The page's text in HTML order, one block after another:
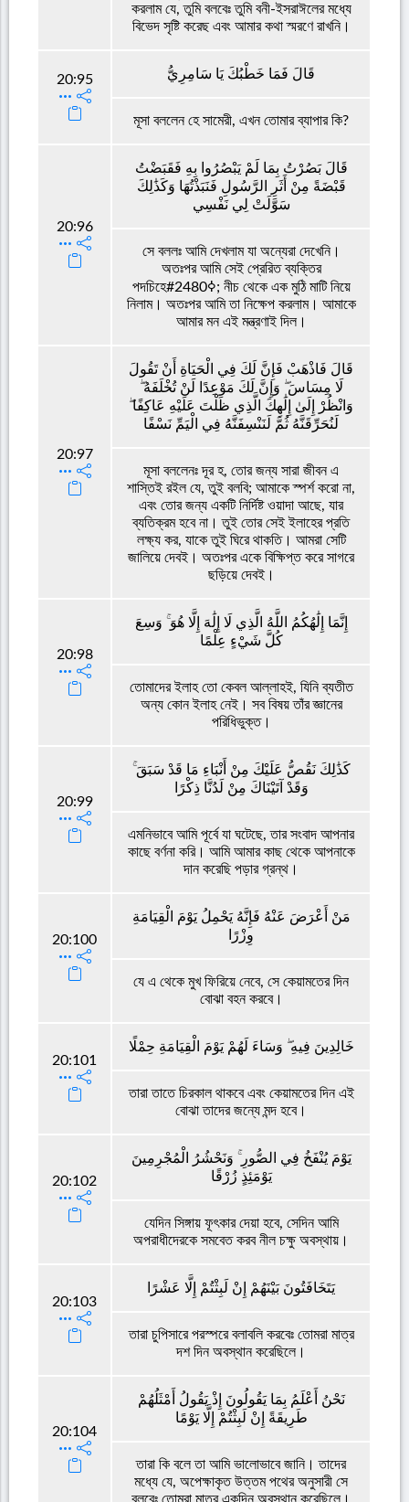
করলাম যে, তুমি বলবেঃ তুমি বনী-ইসরাঈলের মধ্যে
বিভেদ সৃষ্টি করেছ এবং আমার কথা স্মরণে রাখনি।
20:95 قَالَ فَمَا خَطْبُكَ يَا سَامِرِيُّ
মূসা বললেন হে সামেরী, এখন তোমার ব্যাপার কি?
20:96
قَالَ بَصُرْتُ بِمَا لَمْ يَبْصُرُوا بِهِ فَقَبَضْتُ
قَبْضَةً مِنْ أَثَرِ الرَّسُولِ فَنَبَذْتُهَا وَكَذَٰلِكَ
سَوَّلَتْ لِي نَفْسِي
সে বললঃ আমি দেখলাম যা অন্যেরা দেখেনি।
অতঃপর আমি সেই প্রেরিত ব্যক্তির
পদচিহেߦ#2480; নীচ থেকে এক মুঠি মাটি নিয়ে
নিলাম। অতঃপর আমি তা নিক্ষেপ করলাম। আমাকে
আমার মন এই মন্ত্রণাই দিল।
20:97
قَالَ فَاذْهَبْ فَإِنَّ لَكَ فِي الْحَيَاةِ أَنْ تَقُولَ
لَا مِسَاسَ ۖ وَإِنَّ لَكَ مَوْعِدًا لَنْ تُخْلَفَهُ ۖ
وَانْظُرْ إِلَىٰ إِلَٰهِكَ الَّذِي ظَلْتَ عَلَيْهِ عَاكِفًا ۖ
لَنُحَرِّقَنَّهُ ثُمَّ لَنَنْسِفَنَّهُ فِي الْيَمِّ نَسْفًا
মূসা বললেনঃ দূর হ, তোর জন্য সারা জীবন এ
শাস্তিই রইল যে, তুই বলবি; আমাকে স্পর্শ করো না,
এবং তোর জন্য একটি নির্দিষ্ট ওয়াদা আছে, যার
ব্যতিক্রম হবে না। তুই তোর সেই ইলাহের প্রতি
লক্ষ্য কর, যাকে তুই ঘিরে থাকতি। আমরা সেটি
জালিয়ে দেবই। অতঃপর একে বিক্ষিপ্ত করে সাগরে
ছড়িয়ে দেবই।
20:98
إِنَّمَا إِلَٰهُكُمُ اللَّهُ الَّذِي لَا إِلَٰهَ إِلَّا هُوَ ۚ وَسِعَ
كُلَّ شَيْءٍ عِلْمًا
তোমাদের ইলাহ তো কেবল আল্লাহই, যিনি ব্যতীত
অন্য কোন ইলাহ নেই। সব বিষয় তাঁর জ্ঞানের
পরিধিভুক্ত।
20:99
كَذَٰلِكَ نَقُصُّ عَلَيْكَ مِنْ أَنْبَاءِ مَا قَدْ سَبَقَ ۚ
وَقَدْ آتَيْنَاكَ مِنْ لَدُنَّا ذِكْرًا
এমনিভাবে আমি পূর্বে যা ঘটেছে, তার সংবাদ আপনার
কাছে বর্ণনা করি। আমি আমার কাছ থেকে আপনাকে
দান করেছি পড়ার গ্রন্থ।
20:100
مَنْ أَعْرَضَ عَنْهُ فَإِنَّهُ يَحْمِلُ يَوْمَ الْقِيَامَةِ
وِزْرًا
যে এ থেকে মুখ ফিরিয়ে নেবে, সে কেয়ামতের দিন
বোঝা বহন করবে।
20:101
خَالِدِينَ فِيهِ ۖ وَسَاءَ لَهُمْ يَوْمَ الْقِيَامَةِ حِمْلًا
তারা তাতে চিরকাল থাকবে এবং কেয়ামতের দিন এই
বোঝা তাদের জন্যে মন্দ হবে।
20:102
يَوْمَ يُنْفَخُ فِي الصُّورِ ۚ وَنَحْشُرُ الْمُجْرِمِينَ
يَوْمَئِذٍ زُرْقًا
যেদিন সিঙ্গায় ফূৎকার দেয়া হবে, সেদিন আমি
অপরাধীদেরকে সমবেত করব নীল চক্ষু অবস্থায়।
20:103
يَتَخَافَتُونَ بَيْنَهُمْ إِنْ لَبِثْتُمْ إِلَّا عَشْرًا
তারা চুপিসারে পরস্পরে বলাবলি করবেঃ তোমরা মাত্র
দশ দিন অবস্থান করেছিলে।
20:104
نَحْنُ أَعْلَمُ بِمَا يَقُولُونَ إِذْ يَقُولُ أَمْثَلُهُمْ
طَرِيقَةً إِنْ لَبِثْتُمْ إِلَّا يَوْمًا
তারা কি বলে তা আমি ভালোভাবে জানি। তাদের
মধ্যে যে, অপেক্ষাকৃত উত্তম পথের অনুসারী সে
বলবেঃ তোমরা মাত্র একদিন অবস্থান করেছিলে।